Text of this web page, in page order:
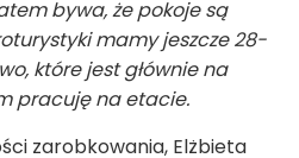
bywa, że pokoje są
mamy jeszcze 28-
które jest głównie na
pracuję na etacie.
zarobkowania, Elżbieta